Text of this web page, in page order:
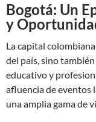
Bogotá: Un
y
La capital
del país, sino
educativo y
afluencia de eventos
una amplia gama de